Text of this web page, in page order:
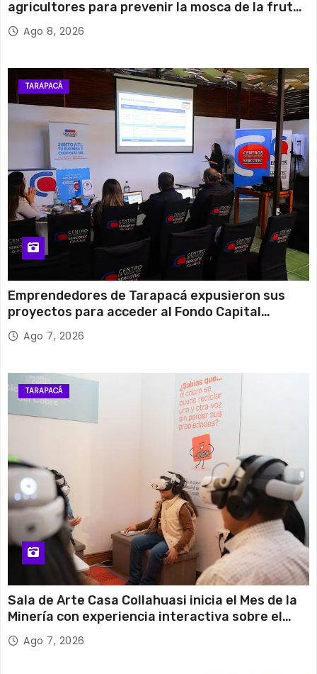
agricultores para prevenir la mosca de la fruta
en Pica
Ago 8, 2026
TARAPACÁ
Emprendedores de Tarapacá expusieron sus
proyectos para acceder al Fondo Capital
Semilla de SERCOTEC
Ago 7, 2026
TARAPACÁ
Sala de Arte Casa Collahuasi inicia el Mes de la
Minería con experiencia interactiva sobre el
cobreAgo 7, 2026